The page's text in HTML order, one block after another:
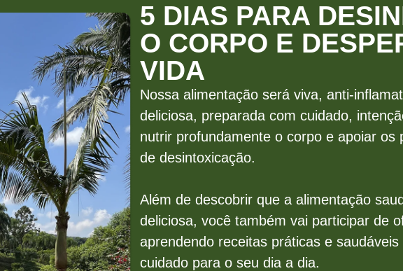
5 DIAS PARA
O CORPO E
VIDA
Nossa alimentação será viva, anti-
deliciosa, preparada com cuidado,
nutrir profundamente o corpo e apoiar os
de desintoxicação.
Além de descobrir que a alimentação
deliciosa, você também vai participar de
aprendendo receitas práticas e
cuidado para o seu dia a dia.